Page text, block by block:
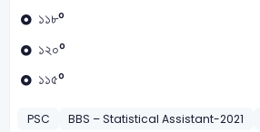
১১৮°
১২০°
১১৫°
PSC BBS – Statistical Assistant-2021